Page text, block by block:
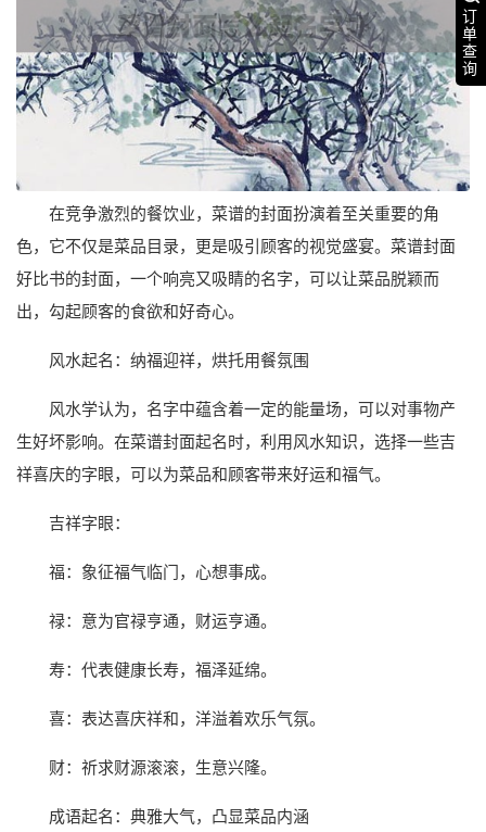
订
单
查
询
在竞争激烈的餐饮业，菜谱的封面扮演着至关重要的角
色，它不仅是菜品目录，更是吸引顾客的视觉盛宴。菜谱封面
好比书的封面，一个响亮又吸睛的名字，可以让菜品脱颖而
出，勾起顾客的食欲和好奇心。
风水起名：纳福迎祥，烘托用餐氛围
风水学认为，名字中蕴含着一定的能量场，可以对事物产
生好坏影响。在菜谱封面起名时，利用风水知识，选择一些吉
祥喜庆的字眼，可以为菜品和顾客带来好运和福气。
吉祥字眼：
福：象征福气临门，心想事成。
禄：意为官禄亨通，财运亨通。
寿：代表健康长寿，福泽延绵。
喜：表达喜庆祥和，洋溢着欢乐气氛。
财：祈求财源滚滚，生意兴隆。
成语起名：典雅大气，凸显菜品内涵